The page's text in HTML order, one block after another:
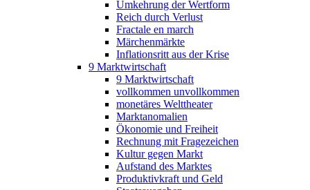
Umkehrung der Wertform
Reich durch Verlust
Fractale en march
Märchenmärkte
Inflationsritt aus der Krise
9 Marktwirtschaft
9 Marktwirtschaft
vollkommen unvollkommen
monetäres Welttheater
Marktanomalien
Ökonomie und Freiheit
Rechnung mit Fragezeichen
Kultur gegen Markt
Aufstand des Marktes
Produktivkraft und Geld